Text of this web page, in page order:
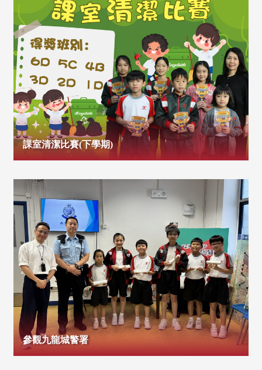
課室清潔比賽(下學期)
參觀九龍城警署